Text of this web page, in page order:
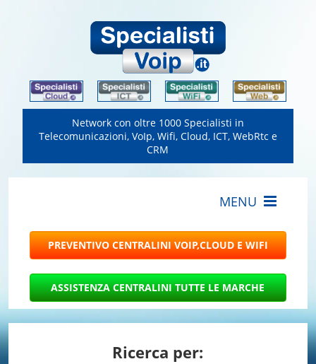
Network con oltre 1000 Specialisti in
Telecomunicazioni, VoIp, Wifi, Cloud, ICT, WebRtc e
CRM
Ricerca per: